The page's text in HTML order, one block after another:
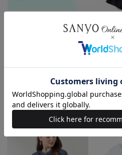
“一枚で美しく” 夏を纏うサマードレス
このアイテムを見た人はこんなア